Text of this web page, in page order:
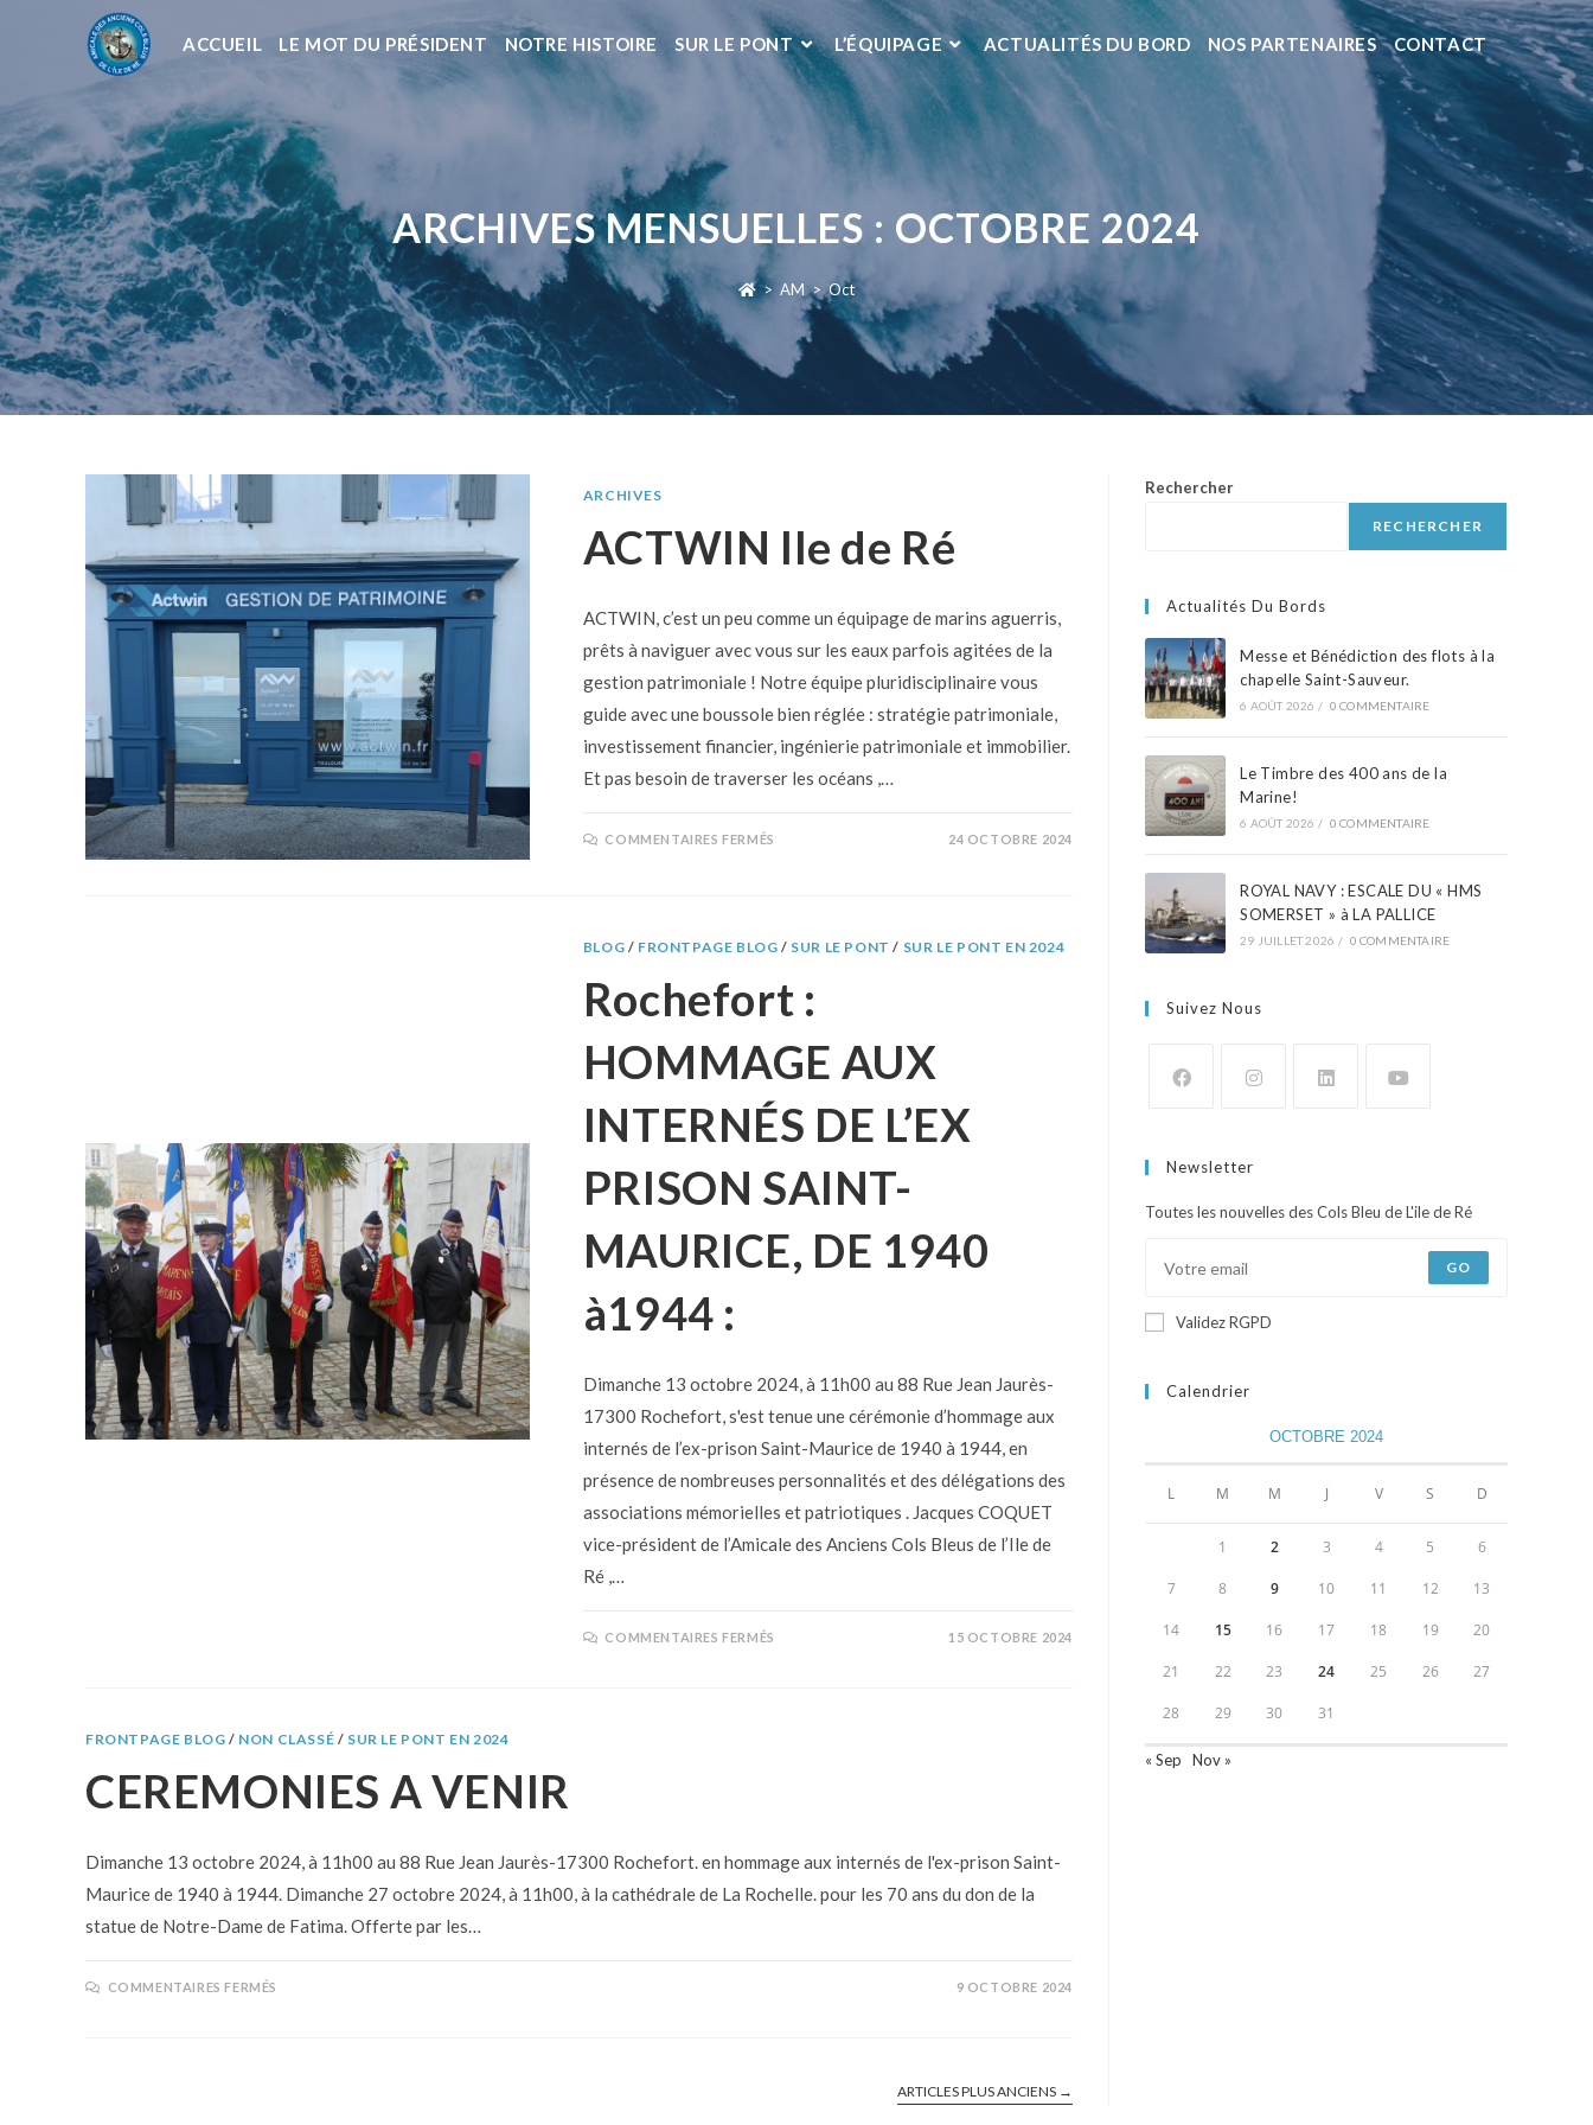
ACCUEIL LE MOT DU PRÉSIDENT NOTRE HISTOIRE SUR LE PONT L’ÉQUIPAGE ACTUALITÉS DU BORD NOS PARTENAIRES CONTACT
ARCHIVES MENSUELLES : OCTOBRE 2024
> AM > Oct
ARCHIVES
ACTWIN Ile de Ré
ACTWIN, c’est un peu comme un équipage de marins aguerris,
prêts à naviguer avec vous sur les eaux parfois agitées de la
gestion patrimoniale ! Notre équipe pluridisciplinaire vous
guide avec une boussole bien réglée : stratégie patrimoniale,
investissement financier, ingénierie patrimoniale et immobilier.
Et pas besoin de traverser les océans ,…
COMMENTAIRES FERMÉS 24 OCTOBRE 2024
BLOG / FRONTPAGE BLOG / SUR LE PONT / SUR LE PONT EN 2024
Rochefort :
HOMMAGE AUX
INTERNÉS DE L’EX
PRISON SAINT-
MAURICE, DE 1940
à1944 :
Dimanche 13 octobre 2024, à 11h00 au 88 Rue Jean Jaurès-
17300 Rochefort, s'est tenue une cérémonie d’hommage aux
internés de l’ex-prison Saint-Maurice de 1940 à 1944, en
présence de nombreuses personnalités et des délégations des
associations mémorielles et patriotiques . Jacques COQUET
vice-président de l’Amicale des Anciens Cols Bleus de l’Ile de
Ré ,…
COMMENTAIRES FERMÉS 15 OCTOBRE 2024
FRONTPAGE BLOG / NON CLASSÉ / SUR LE PONT EN 2024
CEREMONIES A VENIR
Dimanche 13 octobre 2024, à 11h00 au 88 Rue Jean Jaurès-17300 Rochefort. en hommage aux internés de l'ex-prison Saint-
Maurice de 1940 à 1944. Dimanche 27 octobre 2024, à 11h00, à la cathédrale de La Rochelle. pour les 70 ans du don de la
statue de Notre-Dame de Fatima. Offerte par les…
COMMENTAIRES FERMÉS 9 OCTOBRE 2024
ARTICLES PLUS ANCIENS →
Rechercher
RECHERCHER
Actualités Du Bords
Messe et Bénédiction des flots à la
chapelle Saint-Sauveur.
6 AOÛT 2026 / 0 COMMENTAIRE
Le Timbre des 400 ans de la
Marine!
6 AOÛT 2026 / 0 COMMENTAIRE
ROYAL NAVY : ESCALE DU « HMS
SOMERSET » à LA PALLICE
29 JUILLET 2026 / 0 COMMENTAIRE
Suivez Nous
Newsletter
Toutes les nouvelles des Cols Bleu de L'ile de Ré
GO
Validez RGPD
Calendrier
OCTOBRE 2024
L M M J V S D
1 2 3 4 5 6
7 8 9 10 11 12 13
14 15 16 17 18 19 20
21 22 23 24 25 26 27
28 29 30 31
« Sep Nov »